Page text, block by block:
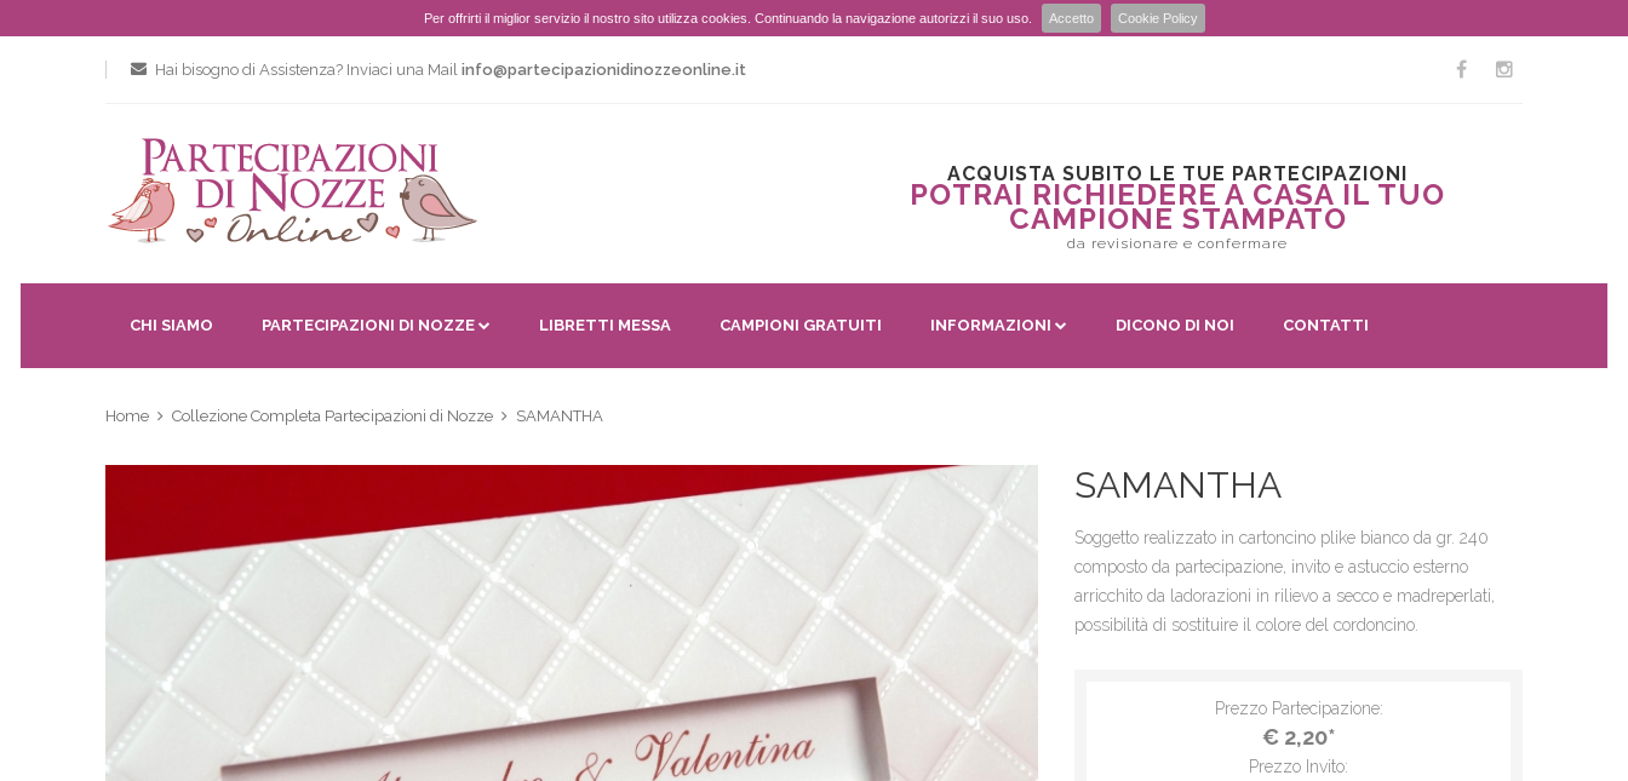
Per offrirti il miglior servizio il nostro sito utilizza cookies. Continuando la navigazione autorizzi il suo uso. Accetto Cookie Policy
Hai bisogno di Assistenza? Inviaci una Mail info@partecipazionidinozzeonline.it
ACQUISTA SUBITO LE TUE PARTECIPAZIONI
POTRAI RICHIEDERE A CASA IL TUO
CAMPIONE STAMPATO
da revisionare e confermare
CHI SIAMO PARTECIPAZIONI DI NOZZE LIBRETTI MESSA CAMPIONI GRATUITI INFORMAZIONI DICONO DI NOI CONTATTI
Home Collezione Completa Partecipazioni di Nozze SAMANTHA
SAMANTHA
Soggetto realizzato in cartoncino plike bianco da gr. 240
composto da partecipazione, invito e astuccio esterno
arricchito da ladorazioni in rilievo a secco e madreperlati,
possibilità di sostituire il colore del cordoncino.
Prezzo Partecipazione:
€ 2,20*
Prezzo Invito: